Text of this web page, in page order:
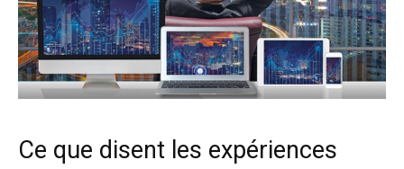
Ce que disent les expériences